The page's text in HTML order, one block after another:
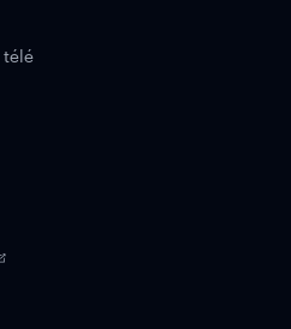
télé